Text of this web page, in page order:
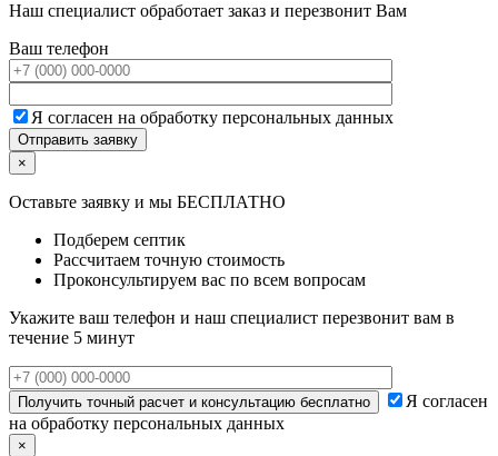
Наш специалист обработает заказ и перезвонит Вам
Ваш телефон
Я согласен на обработку персональных данных
×
Оставьте заявку и мы БЕСПЛАТНО
Подберем септик
Рассчитаем точную стоимость
Проконсультируем вас по всем вопросам
Укажите ваш телефон и наш специалист перезвонит вам в
течение 5 минут
Я согласен
на обработку персональных данных
×